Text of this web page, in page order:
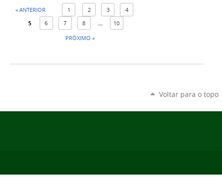
« ANTERIOR 1 2 3
4
5
6 7 8 ...
10
PRÓXIMO »
Voltar para o topo